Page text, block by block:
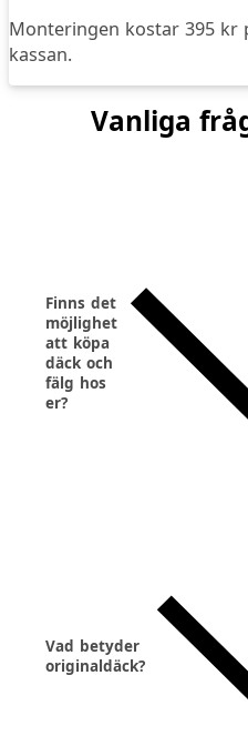
Monteringen kostar 395 kr
kassan.
Vanliga
Finns det
möjlighet
att köpa
däck och
fälg hos
er?
Vad betyder
originaldäck?